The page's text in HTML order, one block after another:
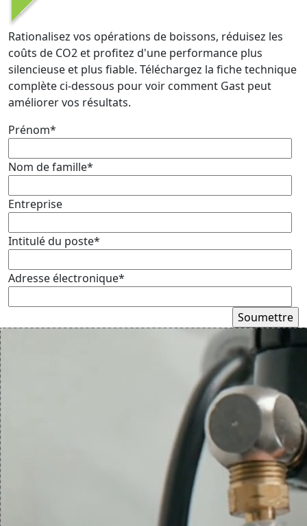
Rationalisez vos opérations de boissons, réduisez les
coûts de CO2 et profitez d'une performance plus
silencieuse et plus fiable. Téléchargez la fiche technique
complète ci-dessous pour voir comment Gast peut
améliorer vos résultats.
Prénom*
Nom de famille*
Entreprise
Intitulé du poste*
Adresse électronique*